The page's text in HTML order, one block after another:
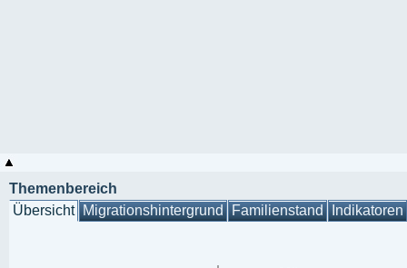
Themenbereich
Übersicht Migrationshintergrund Familienstand Indikatoren